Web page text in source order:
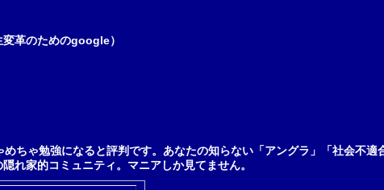
革のためのgoogle）
ちゃ勉強になると評判です。あなたの知らない「アングラ」「社会不
れ家的コミュニティ。マニアしか見てません。